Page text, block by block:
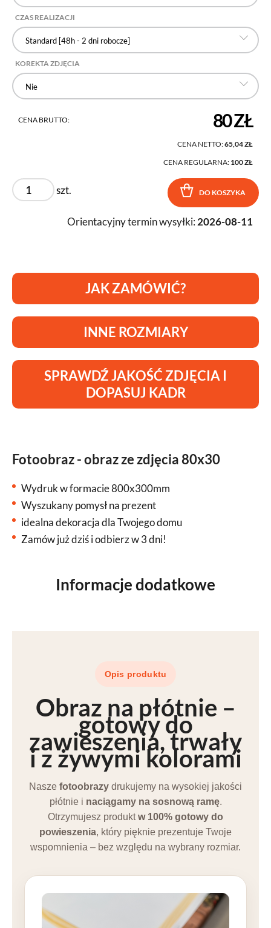
CZAS REALIZACJI
Standard [48h - 2 dni robocze]
KOREKTA ZDJĘCIA
Nie
CENA BRUTTO: 80 ZŁ
CENA NETTO:65,04 ZŁ
CENA REGULARNA: 100 ZŁ
szt. DO KOSZYKA
Orientacyjny termin wysyłki: 2026-08-11
JAK ZAMÓWIĆ?
INNE ROZMIARY
SPRAWDŹ JAKOŚĆ ZDJĘCIA I
DOPASUJ KADR
Fotoobraz - obraz ze zdjęcia 80x30
Wydruk w formacie 800x300mm
Wyszukany pomysł na prezent
idealna dekoracja dla Twojego domu
Zamów już dziś i odbierz w 3 dni!
Informacje dodatkowe
Opis produktu
Obraz na płótnie –
gotowy do
zawieszenia, trwały
i zżywymi kolorami
Nasze fotoobrazy drukujemy na wysokiej jakości
płótnie i naciągamy na sosnową ramę.
Otrzymujesz produktw 100% gotowy do
powieszenia, który pięknie prezentuje Twoje
wspomnienia – bez względu na wybrany rozmiar.